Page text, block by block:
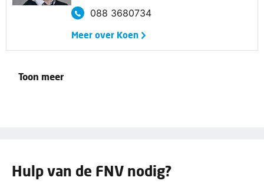
088 3680734
Meer over Koen
Toon meer
Hulp van de FNV nodig?